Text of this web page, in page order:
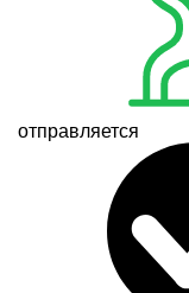
отправляется